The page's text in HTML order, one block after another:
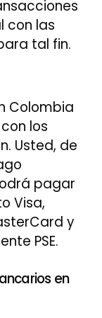
con las
tal fin.
Colombia
los
Usted, de
pagar
Visa,
y
PSE.
en